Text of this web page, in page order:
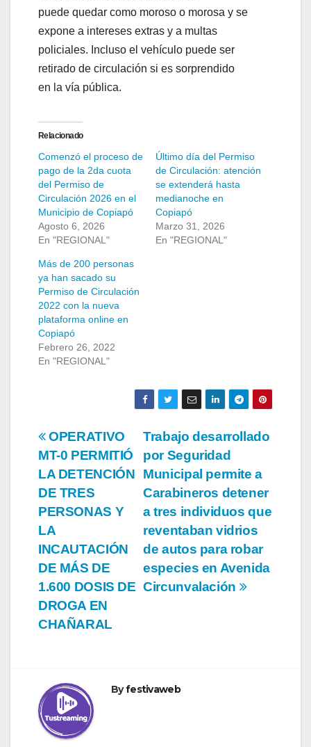
puede quedar como moroso o morosa y se
expone a intereses extras y a multas
policiales. Incluso el vehículo puede ser
retirado de circulación si es sorprendido
en la vía pública.
Relacionado
Comenzó el proceso de
pago de la 2da cuota
del Permiso de
Circulación 2026 en el
Municipio de Copiapó
Agosto 6, 2026
En "REGIONAL"
Último día del Permiso
de Circulación: atención
se extenderá hasta
medianoche en
Copiapó
Marzo 31, 2026
En "REGIONAL"
Más de 200 personas
ya han sacado su
Permiso de Circulación
2022 con la nueva
plataforma online en
Copiapó
Febrero 26, 2022
En "REGIONAL"
Navegación
de
entradas
Trabajo desarrollado
por Seguridad
Municipal permite a
Carabineros detener
a tres individuos que
reventaban vidrios
de autos para robar
especies en Avenida
Circunvalación
OPERATIVO
MT-0 PERMITIÓ
LA DETENCIÓN
DE TRES
PERSONAS Y
LA
INCAUTACIÓN
DE MÁS DE
1.600 DOSIS DE
DROGA EN
CHAÑARAL
Byfestivaweb